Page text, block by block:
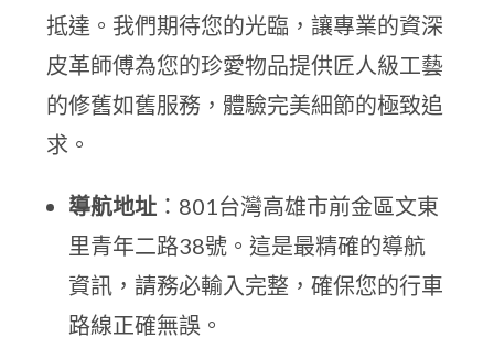
抵達。我們期待您的光臨，讓專業的資深
皮革師傅為您的珍愛物品提供匠人級工藝
的修舊如舊服務，體驗完美細節的極致追
求。
導航地址 ：801台灣高雄市前金區文東
里青年二路38號。這是最精確的導航
資訊，請務必輸入完整，確保您的行車
路線正確無誤。